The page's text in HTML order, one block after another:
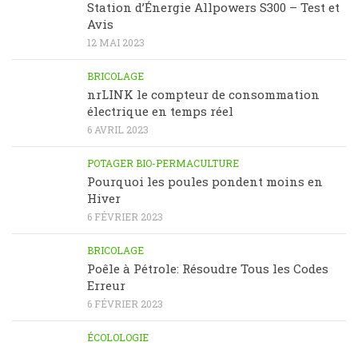
Station d’Énergie Allpowers S300 – Test et
Avis
12 MAI 2023
BRICOLAGE
nrLINK le compteur de consommation
électrique en temps réel
6 AVRIL 2023
POTAGER BIO-PERMACULTURE
Pourquoi les poules pondent moins en
Hiver
6 FÉVRIER 2023
BRICOLAGE
Poêle à Pétrole: Résoudre Tous les Codes
Erreur
6 FÉVRIER 2023
ÉCOLOLOGIE